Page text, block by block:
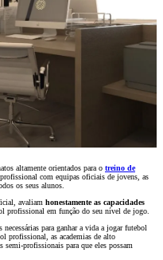
altamente orientados para o treino de
com equipas oficiais de jovens, as
os seus alunos.
avaliam honestamente as capacidades
profissional em função do seu nível de jogo.
para ganhar a vida a jogar futebol
profissional, as academias de alto
semi-profissionais para que eles possam